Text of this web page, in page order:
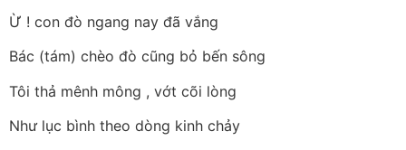
Ừ ! con đò ngang nay đã vắng
Bác (tám) chèo đò cũng bỏ bến sông
Tôi thả mênh mông , vớt cõi lòng
Như lục bình theo dòng kinh chảy